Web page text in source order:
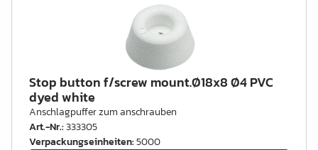
Stop button f/screw mount.Ø18x8 Ø4 PVC
dyed white
Anschlagpuffer zum anschrauben
Art.-Nr.:333305
Verpackungseinheiten:5000